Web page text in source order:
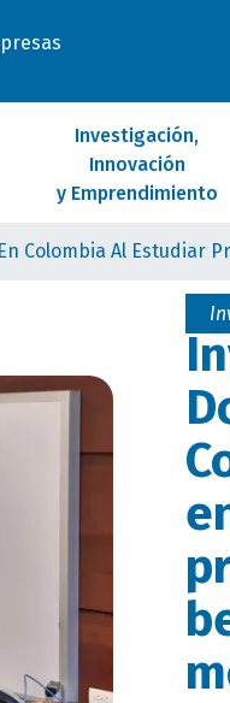
Investigación,
Innovación
y Emprendimiento
Colombia Al Estudiar